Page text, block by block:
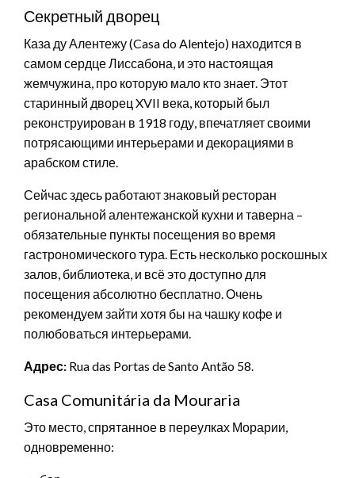
Секретный дворец
Каза ду Алентежу (Casa do Alentejo) находится в
самом сердце Лиссабона, и это настоящая
жемчужина, про которую мало кто знает. Этот
старинный дворец XVII века, который был
реконструирован в 1918 году, впечатляет своими
потрясающими интерьерами и декорациями в
арабском стиле.
Сейчас здесь работают знаковый ресторан
региональной алентежанской кухни и таверна –
обязательные пункты посещения во время
гастрономического тура. Есть несколько роскошных
залов, библиотека, и всё это доступно для
посещения абсолютно бесплатно. Очень
рекомендуем зайти хотя бы на чашку кофе и
полюбоваться интерьерами.
Адрес: Rua das Portas de Santo Antão 58.
Casa Comunitária da Mouraria
Это место, спрятанное в переулках Морарии,
одновременно: